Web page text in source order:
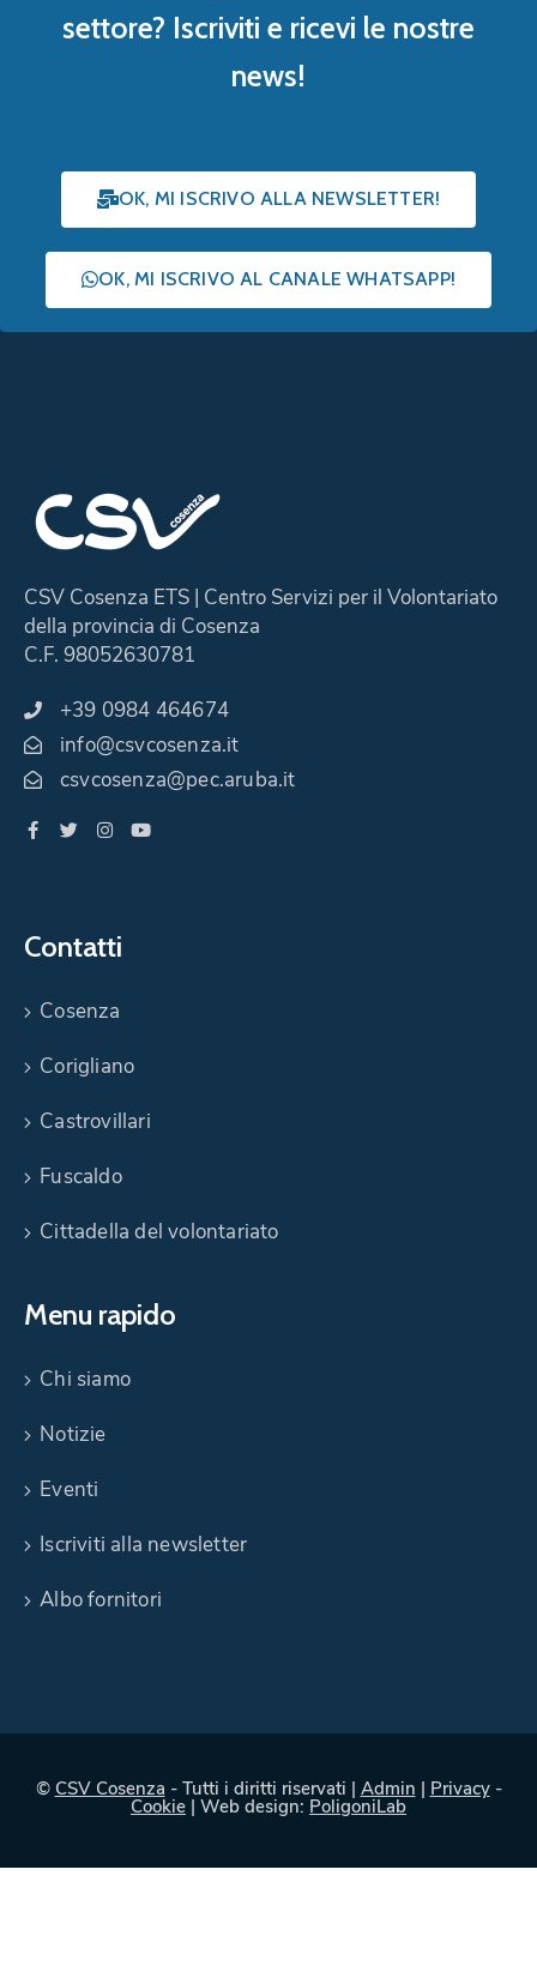
settore? Iscriviti e ricevi le nostre
news!
OK, MI ISCRIVO ALLA NEWSLETTER!
OK, MI ISCRIVO AL CANALE WHATSAPP!
CSV Cosenza ETS | Centro Servizi per il Volontariato
della provincia di Cosenza
C.F. 98052630781
+39 0984 464674
info@csvcosenza.it
csvcosenza@pec.aruba.it
Contatti
Cosenza
Corigliano
Castrovillari
Fuscaldo
Cittadella del volontariato
Menu rapido
Chi siamo
Notizie
Eventi
Iscriviti alla newsletter
Albo fornitori
© CSV Cosenza - Tutti i diritti riservati | Admin | Privacy-
Cookie | Web design: PoligoniLab